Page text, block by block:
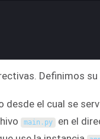
Definimos
desde el cual se
main . py en el